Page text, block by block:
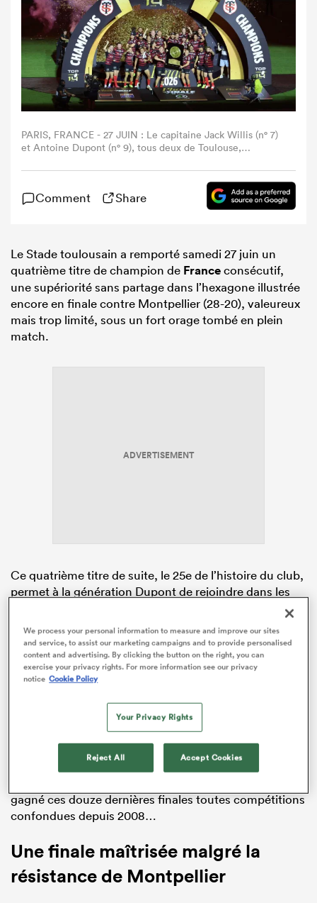
PARIS, FRANCE - 27 JUIN : Le capitaine Jack Willis (n° 7)
et Antoine Dupont (n° 9), tous deux de Toulouse,
après la finale du Top 14 2025/2026 opposant Toulouse à
Montpellier au Stade de France, le 27 juin 2026 à Paris,
en France. (Photo : Xavier Laine/Getty Images)
Comment Share
Le Stade toulousain a remporté samedi 27 juin un
quatrième titre de champion de Franceconsécutif,
une supériorité sans partage dans l’hexagone illustrée
encore en finale contre Montpellier (28-20), valeureux
mais trop limité, sous un fort orage tombé en plein
match.
ADVERTISEMENT
Ce quatrième titre de suite, le 25e de l’histoire du club,
permet à la génération Dupont de rejoindre dans les
tablettes de l’histoire toulousaine la génération 1994-
1997 et, dans un autre temps, celle du Stade bordelais
(1904-1907), qui a aussi réussi pareille performance.
Sous une chaleur moite et la pluie lors du second acte,
les Antoine Dupont, un essai, Peato Mauvaka, deux
essais, François Cros ou encore Thomas Ramos ont
glané leur sixième bouclier de Brennus. C’est
seulement un de moins que le recordman haut-
garonnais Jérome Cazalbou, même si les 10 titres du
pilier de Béziers Armand Vaquerin (1971-1984) sont
gagné ces douze dernières finales toutes compétitions
confondues depuis 2008…
Une finale maîtrisée malgré la
résistance de Montpellier
We process your personal information to measure and improve our sites
and service, to assist our marketing campaigns and to provide personalised
content and advertising. By clicking the button on the right, you can
exercise your privacy rights. For more information see our privacy
notice Cookie Policy
Your Privacy Rights
Reject All Accept Cookies